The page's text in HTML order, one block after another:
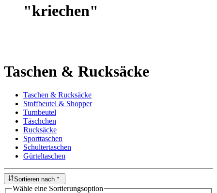
"kriechen"
Taschen & Rucksäcke
Taschen & Rucksäcke
Stoffbeutel & Shopper
Turnbeutel
Täschchen
Rucksäcke
Sporttaschen
Schultertaschen
Gürteltaschen
Sortieren nach
Wähle eine Sortierungsoption